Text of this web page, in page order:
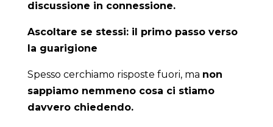
discussione in connessione.
Ascoltare se stessi: il primo passo verso
la guarigione
Spesso cerchiamo risposte fuori, ma non
sappiamo nemmeno cosa ci stiamo
davvero chiedendo.